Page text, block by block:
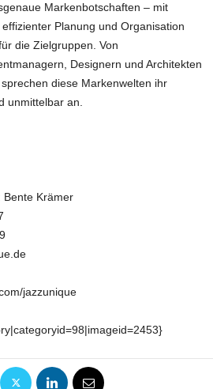
Markenbotschaften – mit
Planung und Organisation
die Zielgruppen. Von
Designern und Architekten
diese Markenwelten ihr
unmittelbar an.
Bente Krämer
jazzunique